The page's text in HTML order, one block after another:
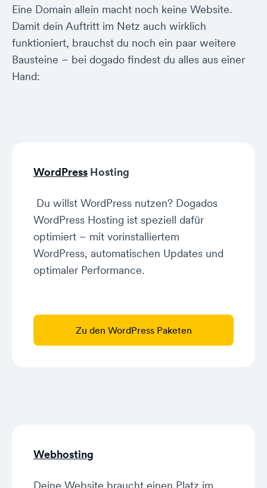
Eine Domain allein macht noch keine Website.
Damit dein Auftritt im Netz auch wirklich
funktioniert, brauchst du noch ein paar weitere
Bausteine – bei dogado findest du alles aus einer
Hand:
WordPress Hosting
Du willst WordPress nutzen? Dogados
WordPress Hosting ist speziell dafür
optimiert – mit vorinstalliertem
WordPress, automatischen Updates und
optimaler Performance.
Zu den WordPress Paketen
Webhosting
Deine Website braucht einen Platz im